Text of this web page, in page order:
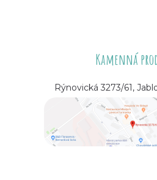
Kamenná
Rýnovická 3273/61,